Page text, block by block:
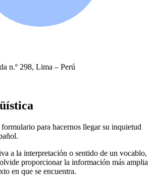
n.º 298, Lima – Perú
para hacernos llegar su inquietud
a la interpretación o sentido de un vocablo,
proporcionar la información más amplia
en que se encuentra.